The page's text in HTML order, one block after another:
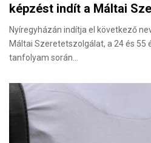
képzést indít a Máltai
Nyíregyházán indítja el következő
Máltai Szeretetszolgálat, a 24 és 55
tanfolyam során…